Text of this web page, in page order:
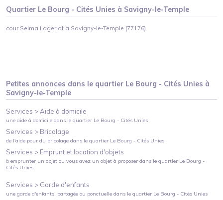
Quartier Le Bourg - Cités Unies à Savigny-le-Temple
cour Selma Lagerlof à Savigny-le-Temple (77176)
Petites annonces dans le quartier Le Bourg - Cités Unies à
Savigny-le-Temple
Services > Aide à domicile
une aide à domicile dans le quartier Le Bourg - Cités Unies
Services > Bricolage
de l'aide pour du bricolage dans le quartier Le Bourg - Cités Unies
Services > Emprunt et location d'objets
à emprunter un objet ou vous avez un objet à proposer dans le quartier Le Bourg -
Cités Unies
Services > Garde d'enfants
une garde d'enfants, partagée ou ponctuelle dans le quartier Le Bourg - Cités Unies